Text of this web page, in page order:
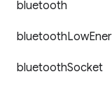
bluetooth
bluetoothLow
bluetoothSocket